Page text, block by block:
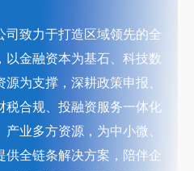
司致力于打造区域领先的全
以金融资本为基石、科技数
为支撑，深耕政策申报、
税合规、投融资服务一体化
业多方资源，为中小微、
供全链条解决方案，陪伴企